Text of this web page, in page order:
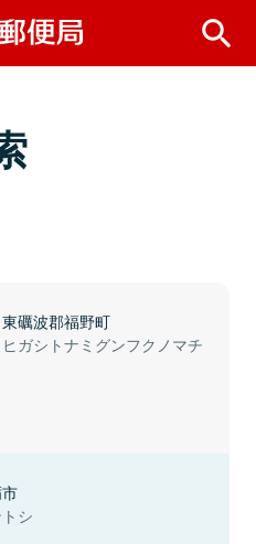
東礪波郡福野町
ヒガシトナミグンフクノマチ
シ